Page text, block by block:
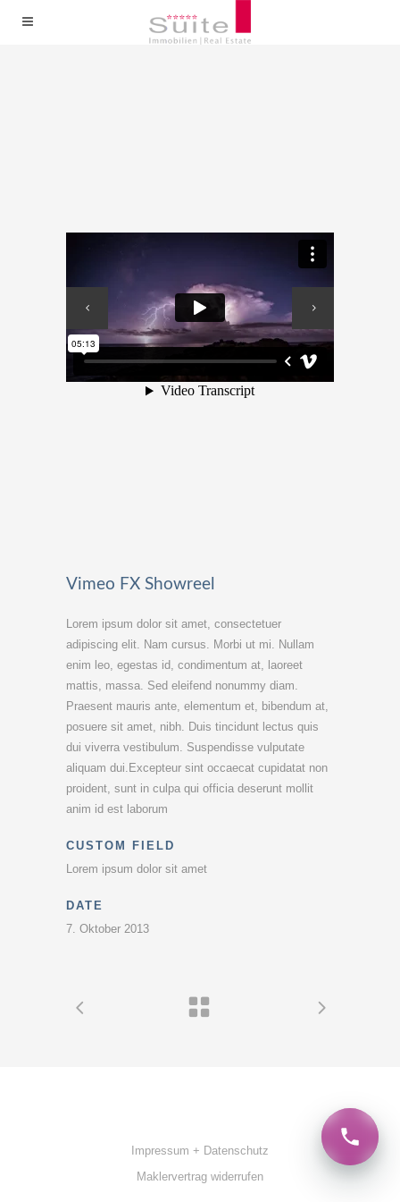
Vimeo FX Showreel
Lorem ipsum dolor sit amet, consectetuer
adipiscing elit. Nam cursus. Morbi ut mi. Nullam
enim leo, egestas id, condimentum at, laoreet
mattis, massa. Sed eleifend nonummy diam.
Praesent mauris ante, elementum et, bibendum at,
posuere sit amet, nibh. Duis tincidunt lectus quis
dui viverra vestibulum. Suspendisse vulputate
aliquam dui.Excepteur sint occaecat cupidatat non
proident, sunt in culpa qui officia deserunt mollit
anim id est laborum
CUSTOM FIELD
Lorem ipsum dolor sit amet
DATE
7. Oktober 2013
Impressum + Datenschutz
Maklervertrag widerrufen